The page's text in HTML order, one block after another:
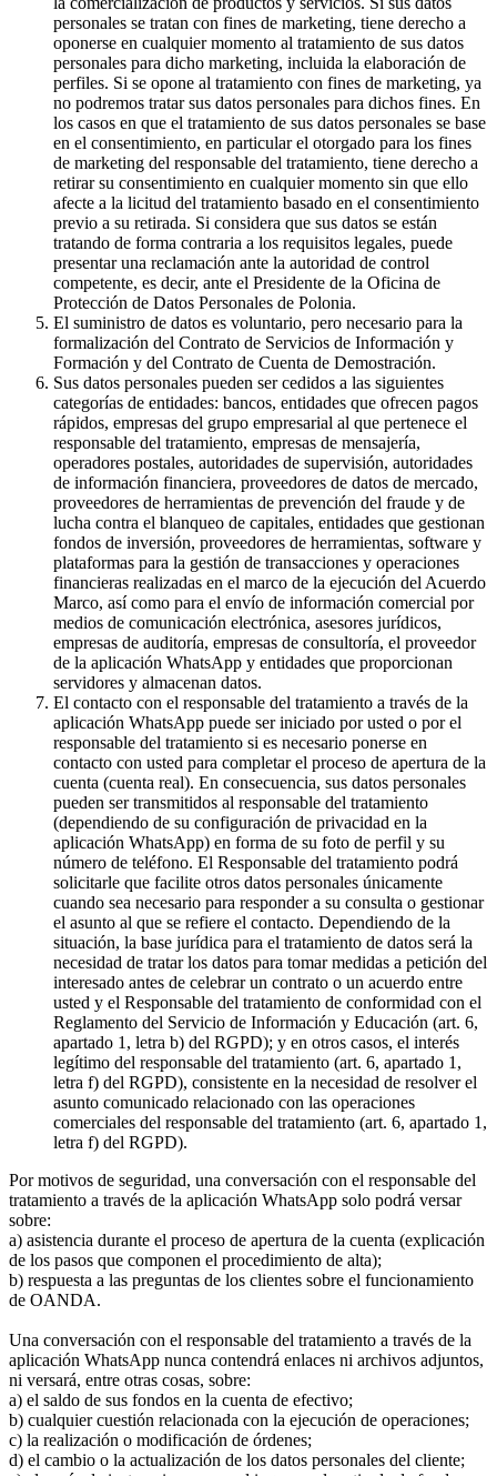
personales se tratan con fines de marketing, tiene derecho a
oponerse en cualquier momento al tratamiento de sus datos
personales para dicho marketing, incluida la elaboración de
perfiles. Si se opone al tratamiento con fines de marketing, ya
no podremos tratar sus datos personales para dichos fines. En
los casos en que el tratamiento de sus datos personales se base
en el consentimiento, en particular el otorgado para los fines
de marketing del responsable del tratamiento, tiene derecho a
retirar su consentimiento en cualquier momento sin que ello
afecte a la licitud del tratamiento basado en el consentimiento
previo a su retirada. Si considera que sus datos se están
tratando de forma contraria a los requisitos legales, puede
presentar una reclamación ante la autoridad de control
competente, es decir, ante el Presidente de la Oficina de
Protección de Datos Personales de Polonia.
El suministro de datos es voluntario, pero necesario para la
formalización del Contrato de Servicios de Información y
Formación y del Contrato de Cuenta de Demostración.
Sus datos personales pueden ser cedidos a las siguientes
categorías de entidades: bancos, entidades que ofrecen pagos
rápidos, empresas del grupo empresarial al que pertenece el
responsable del tratamiento, empresas de mensajería,
operadores postales, autoridades de supervisión, autoridades
de información financiera, proveedores de datos de mercado,
proveedores de herramientas de prevención del fraude y de
lucha contra el blanqueo de capitales, entidades que gestionan
fondos de inversión, proveedores de herramientas, software y
plataformas para la gestión de transacciones y operaciones
financieras realizadas en el marco de la ejecución del Acuerdo
Marco, así como para el envío de información comercial por
medios de comunicación electrónica, asesores jurídicos,
empresas de auditoría, empresas de consultoría, el proveedor
de la aplicación WhatsApp y entidades que proporcionan
servidores y almacenan datos.
El contacto con el responsable del tratamiento a través de la
aplicación WhatsApp puede ser iniciado por usted o por el
responsable del tratamiento si es necesario ponerse en
contacto con usted para completar el proceso de apertura de la
cuenta (cuenta real). En consecuencia, sus datos personales
pueden ser transmitidos al responsable del tratamiento
(dependiendo de su configuración de privacidad en la
aplicación WhatsApp) en forma de su foto de perfil y su
número de teléfono. El Responsable del tratamiento podrá
solicitarle que facilite otros datos personales únicamente
cuando sea necesario para responder a su consulta o gestionar
el asunto al que se refiere el contacto. Dependiendo de la
situación, la base jurídica para el tratamiento de datos será la
necesidad de tratar los datos para tomar medidas a petición del
interesado antes de celebrar un contrato o un acuerdo entre
usted y el Responsable del tratamiento de conformidad con el
Reglamento del Servicio de Información y Educación (art. 6,
apartado 1, letra b) del RGPD); y en otros casos, el interés
legítimo del responsable del tratamiento (art. 6, apartado 1,
letra f) del RGPD), consistente en la necesidad de resolver el
asunto comunicado relacionado con las operaciones
comerciales del responsable del tratamiento (art. 6, apartado 1,
letra f) del RGPD).
Por motivos de seguridad, una conversación con el responsable del
tratamiento a través de la aplicación WhatsApp solo podrá versar
sobre:
a) asistencia durante el proceso de apertura de la cuenta (explicación
de los pasos que componen el procedimiento de alta);
b) respuesta a las preguntas de los clientes sobre el funcionamiento
de OANDA.
Una conversación con el responsable del tratamiento a través de la
aplicación WhatsApp nunca contendrá enlaces ni archivos adjuntos,
ni versará, entre otras cosas, sobre:
a) el saldo de sus fondos en la cuenta de efectivo;
b) cualquier cuestión relacionada con la ejecución de operaciones;
c) la realización o modificación de órdenes;
d) el cambio o la actualización de los datos personales del cliente;